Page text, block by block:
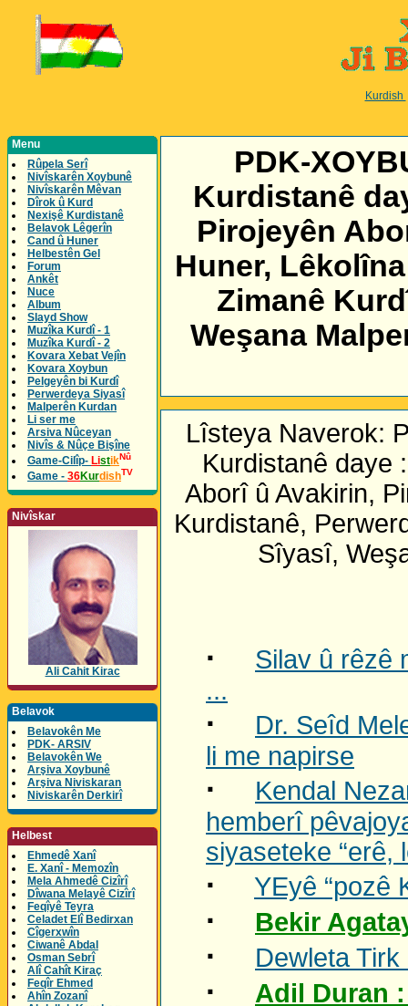
Kurdish
Menu
Rûpela Serî
Nivîskarên Xoybunê
Nivîskarên Mêvan
Dîrok û Kurd
Nexişê Kurdistanê
Belavok Lêgerîn
Cand û Huner
Helbestên Gel
Forum
Ankêt
Nuce
Album
Slayd Show
Muzîka Kurdî - 1
Muzîka Kurdî - 2
Kovara Xebat Vejîn
Kovara Xoybun
Pelgeyên bi Kurdî
Perwerdeya Siyasî
Malperên Kurdan
Li ser me
Arsiva Nûceyan
Nivîs & Nûçe Bişîne
Game-Cilîp- ListikNû
Game - 36KurdishTV
Nivîskar
Ali Cahit Kirac
Belavok
Belavokên Me
PDK- ARSIV
Belavokên We
Arşiva Xoybunê
Arşiva Niviskaran
Niviskarên Derkirî
Helbest
Ehmedê Xanî
E. Xanî - Memozîn
Mela Ahmedê Cizîrî
Dîwana Melayê Cizîrî
Feqîyê Teyra
Celadet Elî Bedirxan
Cîgerxwîn
Ciwanê Abdal
Osman Sebrî
Alî Cahît Kiraç
Feqîr Ehmed
Ahîn Zozanî
PDK-
Kurdistanê
Pirojeyên
Huner,
Zimanê
Weşana
Lîsteya Naverok:
Kurdistanê daye
Aborî û Avakirin,
Kurdistanê,
Sîyasî,
·
Silav û rêzê
...
·
Dr. Seîd
li me napirse
·
Kendal
hemberî
siyaseteke “erê,
· YEyê “pozê
· Bekir
· Dewleta
·
Adil Duran